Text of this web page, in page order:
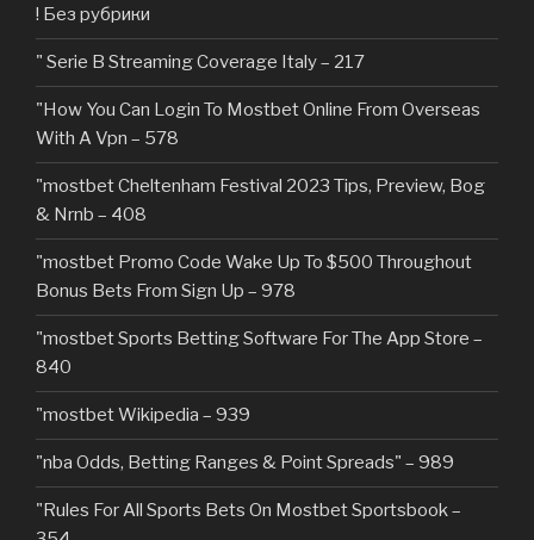
! Без рубрики
"️ Serie B Streaming Coverage Italy – 217
"How You Can Login To Mostbet Online From Overseas
With A Vpn – 578
"mostbet Cheltenham Festival 2023 Tips, Preview, Bog
& Nrnb – 408
"mostbet Promo Code Wake Up To $500 Throughout
Bonus Bets From Sign Up – 978
"‎mostbet Sports Betting Software For The App Store –
840
"mostbet Wikipedia – 939
"nba Odds, Betting Ranges & Point Spreads" – 989
"Rules For All Sports Bets On Mostbet Sportsbook –